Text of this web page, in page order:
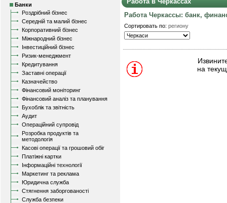
Банки
Роздрібний бізнес
Середній та малий бізнес
Корпоративний бізнес
Міжнародний бізнес
Інвестиційний бізнес
Ризик-менеджмент
Кредитування
Заставні операції
Казначейство
Фінансовий моніторинг
Фінансовий аналіз та планування
Бухоблік та звітність
Аудит
Операційний супровід
Розробка продуктів та
методологія
Касові операції та грошовий обіг
Платіжні картки
Інформаційні технології
Маркетинг та реклама
Юридична служба
Стягнення заборгованості
Служба безпеки
Работа Черкассы: банк,
Сортировать по: региону
на